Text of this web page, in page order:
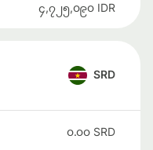
၄,၇၂၅,၀၉၀ IDR
SRD
၀.၀၀ SRD